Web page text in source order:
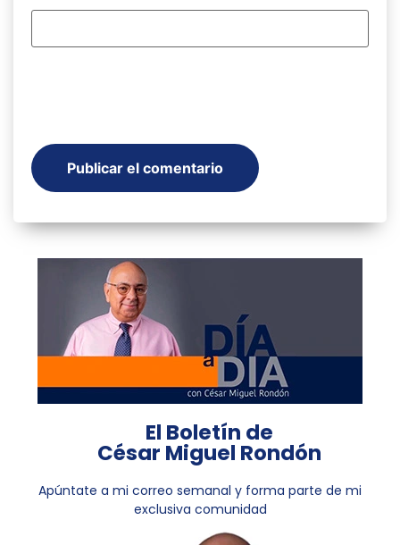
El Boletín de
César Miguel Rondón
Apúntate a mi correo semanal y forma parte de mi
exclusiva comunidad